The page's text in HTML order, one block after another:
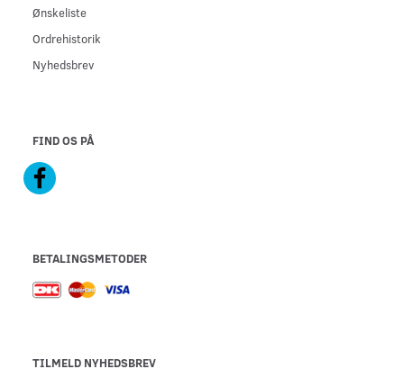
Ønskeliste
Ordrehistorik
Nyhedsbrev
FIND OS PÅ
BETALINGSMETODER
TILMELD NYHEDSBREV